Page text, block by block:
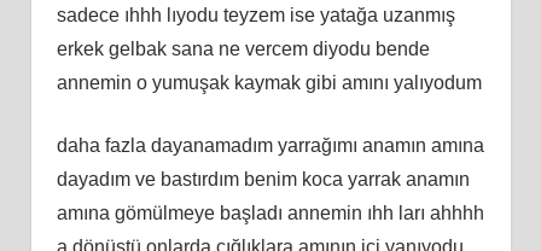
sadece ıhhh lıyodu teyzem ise yatağa uzanmış
erkek gelbak sana ne vercem diyodu bende
annemin o yumuşak kaymak gibi amını yalıyodum
daha fazla dayanamadım yarrağımı anamın amına
dayadım ve bastırdım benim koca yarrak anamın
amına gömülmeye başladı annemin ıhh ları ahhhh
a dönüştü onlarda çığlıklara amının içi yanıyodu